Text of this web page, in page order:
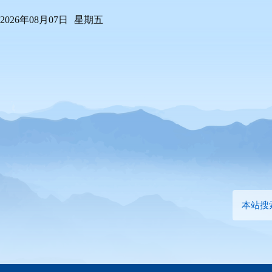
2026年08月07日 星期五
本站搜